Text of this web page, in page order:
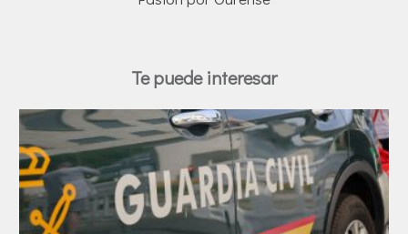
Te puede interesar